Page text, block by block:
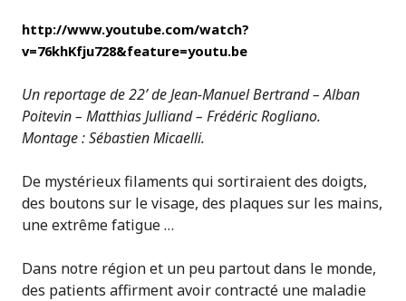
http://www.youtube.com/watch?
v=76khKfju728&feature=youtu.be
Un reportage de 22’ de Jean-Manuel Bertrand – Alban
Poitevin – Matthias Julliand – Frédéric Rogliano.
Montage : Sébastien Micaelli.
De mystérieux filaments qui sortiraient des doigts,
des boutons sur le visage, des plaques sur les mains,
une extrême fatigue …
Dans notre région et un peu partout dans le monde,
des patients affirment avoir contracté une maladie